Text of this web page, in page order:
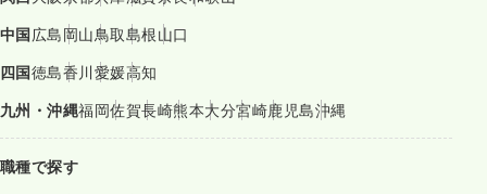
中国広島岡山鳥取島根山口
四国徳島香川愛媛高知
九州・沖縄福岡佐賀長崎熊本大分宮崎鹿児島沖縄
職種で探す